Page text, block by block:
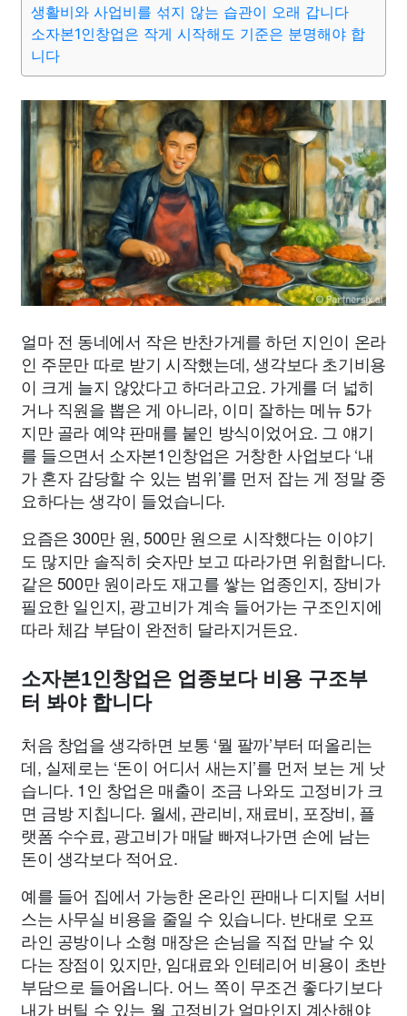
생활비와 사업비를 섞지 않는 습관이 오래 갑니다
소자본1인창업은 작게 시작해도 기준은 분명해야 합
니다
얼마 전 동네에서 작은 반찬가게를 하던 지인이 온라
인 주문만 따로 받기 시작했는데, 생각보다 초기비용
이 크게 늘지 않았다고 하더라고요. 가게를 더 넓히
거나 직원을 뽑은 게 아니라, 이미 잘하는 메뉴 5가
지만 골라 예약 판매를 붙인 방식이었어요. 그 얘기
를 들으면서 소자본1인창업은 거창한 사업보다 ‘내
가 혼자 감당할 수 있는 범위’를 먼저 잡는 게 정말 중
요하다는 생각이 들었습니다.
요즘은 300만 원, 500만 원으로 시작했다는 이야기
도 많지만 솔직히 숫자만 보고 따라가면 위험합니다.
같은 500만 원이라도 재고를 쌓는 업종인지, 장비가
필요한 일인지, 광고비가 계속 들어가는 구조인지에
따라 체감 부담이 완전히 달라지거든요.
소자본1인창업은 업종보다 비용 구조부
터 봐야 합니다
처음 창업을 생각하면 보통 ‘뭘 팔까’부터 떠올리는
데, 실제로는 ‘돈이 어디서 새는지’를 먼저 보는 게 낫
습니다. 1인 창업은 매출이 조금 나와도 고정비가 크
면 금방 지칩니다. 월세, 관리비, 재료비, 포장비, 플
랫폼 수수료, 광고비가 매달 빠져나가면 손에 남는
돈이 생각보다 적어요.
예를 들어 집에서 가능한 온라인 판매나 디지털 서비
스는 사무실 비용을 줄일 수 있습니다. 반대로 오프
라인 공방이나 소형 매장은 손님을 직접 만날 수 있
다는 장점이 있지만, 임대료와 인테리어 비용이 초반
부담으로 들어옵니다. 어느 쪽이 무조건 좋다기보다
내가 버틸 수 있는 월 고정비가 얼마인지 계산해야